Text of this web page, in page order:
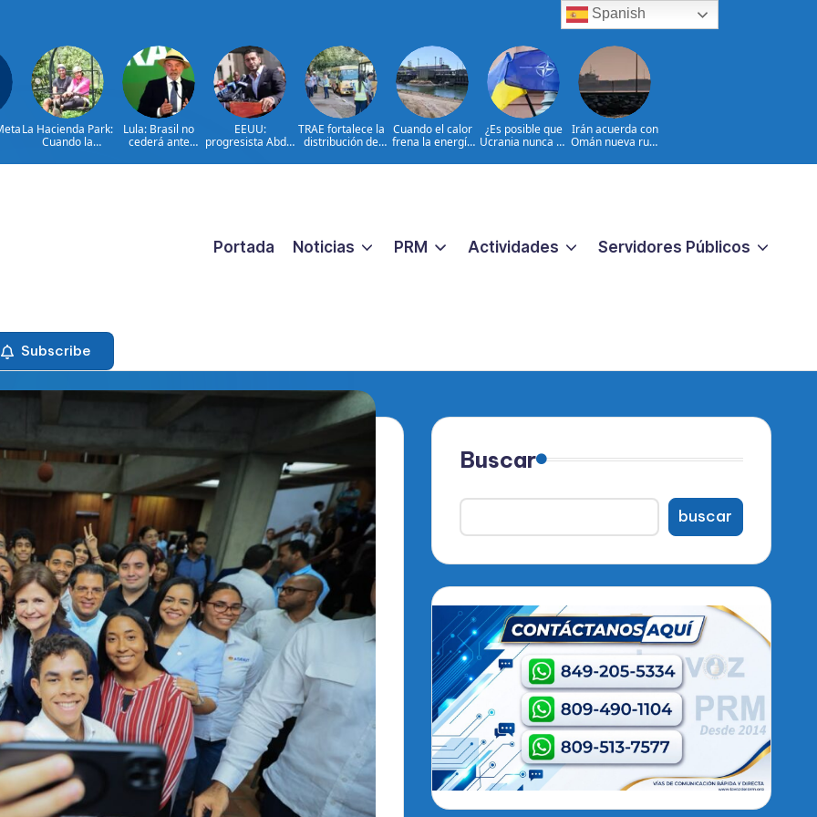
La Hacienda Park:
Cuando la
la historia del
Lula: Brasil no
cederá ante
extranjeras
EEUU:
progresista Abdul
primarias en
TRAE fortalece la
distribución de
todo el país de
Cuando el calor
frena la energía
Europa
¿Es posible que
Ucrania nunca se
OTAN?
Irán acuerda con
Omán nueva ruta
Portada Noticias PRM Actividades Servidores Públicos
Subscribe
Buscar
buscar
Spanish